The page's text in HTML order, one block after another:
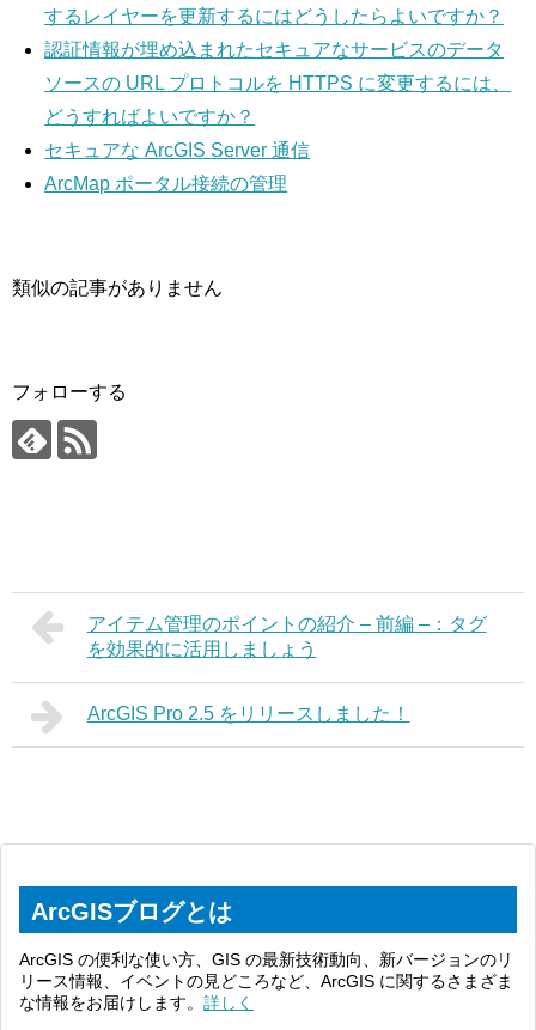
するレイヤーを更新するにはどうしたらよいですか？
認証情報が埋め込まれたセキュアなサービスのデータ
ソースの URL プロトコルを HTTPS に変更するには、
どうすればよいですか？
セキュアな ArcGIS Server 通信
ArcMap ポータル接続の管理
類似の記事がありません
フォローする
アイテム管理のポイントの紹介 – 前編 –：タグ
を効果的に活用しましょう
ArcGIS Pro 2.5 をリリースしました！
ArcGISブログとは
ArcGIS の便利な使い方、GIS の最新技術動向、新バージョンのリ
リース情報、イベントの見どころなど、ArcGIS に関するさまざま
な情報をお届けします。 詳しく